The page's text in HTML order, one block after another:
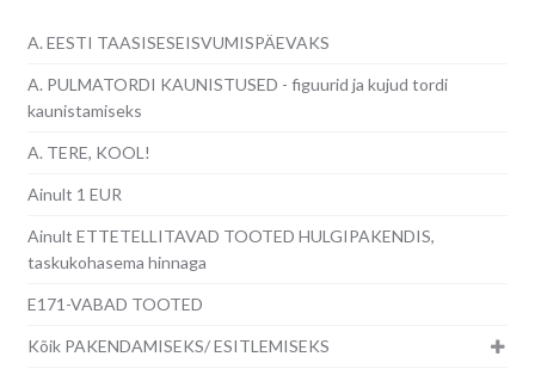
A. EESTI TAASISESEISVUMISPÄEVAKS
A. PULMATORDI KAUNISTUSED - figuurid ja kujud tordi
kaunistamiseks
A. TERE, KOOL!
Ainult 1 EUR
Ainult ETTETELLITAVAD TOOTED HULGIPAKENDIS,
taskukohasema hinnaga
E171-VABAD TOOTED
Kõik PAKENDAMISEKS/ ESITLEMISEKS